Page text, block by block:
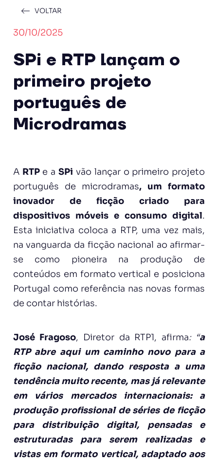
VOLTAR
30/10/2025
SPi e RTP lançam o
primeiro projeto
português de
Microdramas
A RTPe aSPi vão lançar o primeiro projeto
português de microdramas, um formato
inovador de ficção criado para
dispositivos móveis e consumo digital.
Esta iniciativa coloca a RTP, uma vez mais,
na vanguarda da ficção nacional ao afirmar-
se como pioneira na produção de
conteúdos em formato vertical e posiciona
Portugal como referência nas novas formas
de contar histórias.
José Fragoso, Diretor da RTP1, afirma: “a
RTP abre aqui um caminho novo para a
ficção nacional, dando resposta a uma
tendência muito recente, mas já relevante
em vários mercados internacionais: a
produção profissional de séries de ficção
para distribuição digital, pensadas e
estruturadas para serem realizadas e
vistas em formato vertical, adaptado aos